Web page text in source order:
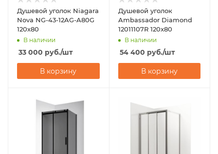
Душевой уголок Niagara
Nova NG-43-12AG-A80G
120х80
В наличии
33 000 руб./шт
В корзину
Душевой уголок
Ambassador Diamond
12011107R 120x80
В наличии
54 400 руб./шт
В корзину